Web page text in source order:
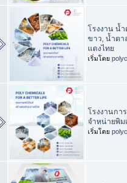
โรงงาน น้
ขาว, น้ำตา
แดงไทย
เริ่มโดย
โรงงานกา
จำหน่ายพิม
เริ่มโดย